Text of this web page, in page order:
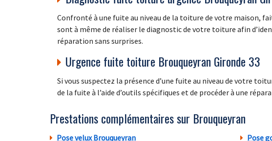
Confronté à une fuite au niveau de la toiture de votre maison,
sont à même de réaliser le diagnostic de votre toiture afin
réparation sans surprises.
Urgence fuite toiture Brouqueyran Gironde 33
Si vous suspectez la présence d’une fuite au niveau de votre
de la fuite à l’aide d’outils spécifiques et de procéder à une
Prestations complémentaires sur Brouqueyran
Pose velux Brouqueyran
Pose